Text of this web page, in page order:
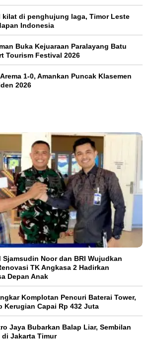
kilat di penghujung laga, Timor Leste
Indonesia
Buka Kejuaraan Paralayang Batu
Tourism Festival 2026
1-0, Amankan Puncak Klasemen
2026
Noor dan BRI Wujudkan
TK Angkasa 2 Hadirkan
Depan Anak
Komplotan Pencuri Baterai Tower,
Kerugian Capai Rp 432 Juta
Jaya Bubarkan Balap Liar, Sembilan
di Jakarta Timur